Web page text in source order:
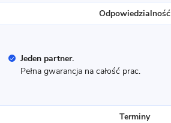
Odpowiedzialność
Jeden partner.
Pełna gwarancja na całość prac.
Terminy